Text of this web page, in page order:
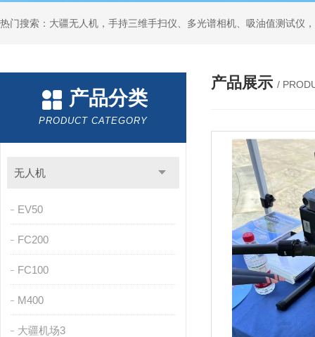
热门搜索：大疆无人机，手持三维手扫仪、多光谱相机、吸油值测试仪
产品分类
PRODUCT CATEGORY
无人机
EV50
FC200
FC100
M400
大疆机场3
产品展示 /